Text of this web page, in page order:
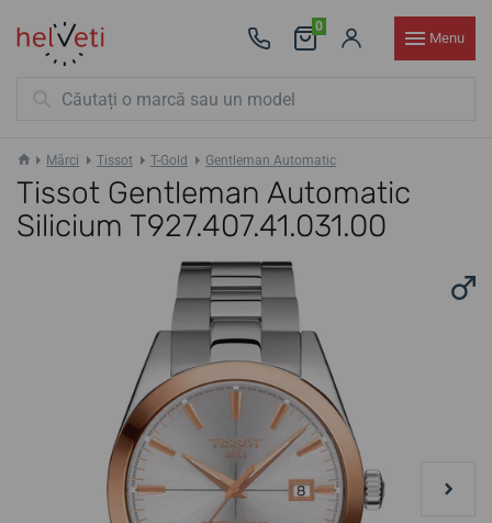
0
Menu
Mărci Tissot T-Gold Gentleman Automatic
Tissot Gentleman Automatic
Silicium T927.407.41.031.00